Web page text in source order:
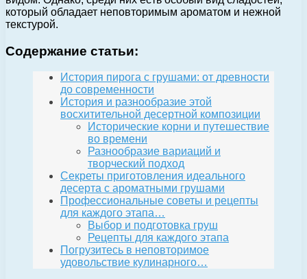
который обладает неповторимым ароматом и нежной
текстурой.
Содержание статьи:
История пирога с грушами: от древности
до современности
История и разнообразие этой
восхитительной десертной композиции
Исторические корни и путешествие
во времени
Разнообразие вариаций и
творческий подход
Секреты приготовления идеального
десерта с ароматными грушами
Профессиональные советы и рецепты
для каждого этапа…
Выбор и подготовка груш
Рецепты для каждого этапа
Погрузитесь в неповторимое
удовольствие кулинарного…